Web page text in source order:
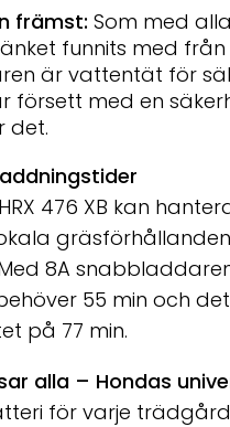
främst: Som med
funnits med
är vattentät för
försett med en
det.
476 XB kan
8A
55 min och
på 77 min.
alla – Hondas
för varje